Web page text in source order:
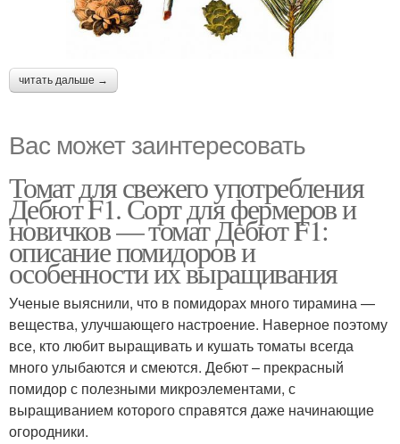
читать дальше →
Вас может заинтересовать
Томат для свежего употребления
Дебют F1. Сорт для фермеров и
новичков — томат Дебют F1:
описание помидоров и
особенности их выращивания
Ученые выяснили, что в помидорах много тирамина —
вещества, улучшающего настроение. Наверное поэтому
все, кто любит выращивать и кушать томаты всегда
много улыбаются и смеются. Дебют – прекрасный
помидор с полезными микроэлементами, с
выращиванием которого справятся даже начинающие
огородники.